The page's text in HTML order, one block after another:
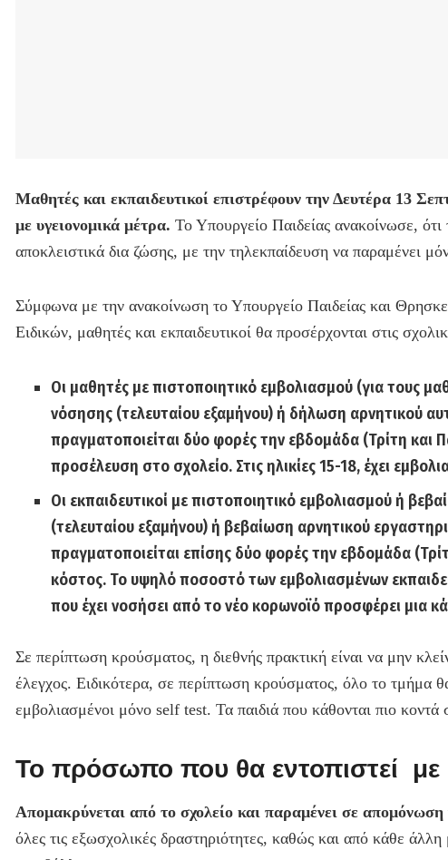
Μαθητές και εκπαιδευτικοί επιστρέφουν την Δευτέρα 13
με υγειονομικά μέτρα. Το Υπουργείο Παιδείας ανακοίνωσε,
αποκλειστικά δια ζώσης, με την τηλεκπαίδευση να παραμένει
Σύμφωνα με την ανακοίνωση το Υπουργείο Παιδείας και
Ειδικών, μαθητές και εκπαιδευτικοί θα προσέρχονται στις
Οι μαθητές με πιστοποιητικό εμβολιασμού (για τους
νόσησης (τελευταίου εξαμήνου) ή δήλωση αρνητικού
πραγματοποιείται δύο φορές την εβδομάδα (Τρίτη και
προσέλευση στο σχολείο. Στις ηλικίες 15-18, έχει
Οι εκπαιδευτικοί με πιστοποιητικό εμβολιασμού ή
(τελευταίου εξαμήνου) ή βεβαίωση αρνητικού
πραγματοποιείται επίσης δύο φορές την εβδομάδα
κόστος. Το υψηλό ποσοστό των εμβολιασμένων
που έχει νοσήσει από το νέο κορωνοϊό προσφέρει μια
Σε περίπτωση κρούσματος, η διεθνής πρακτική είναι να μην
έλεγχος. Ειδικότερα, σε περίπτωση κρούσματος, όλο το τμήμα
εμβολιασμένοι μόνο self test. Τα παιδιά που κάθονται πιο
Το πρόσωπο που θα εντοπιστεί
Απομακρύνεται από το σχολείο και παραμένει σε απομόνωση
όλες τις εξωσχολικές δραστηριότητες, καθώς και από κάθε